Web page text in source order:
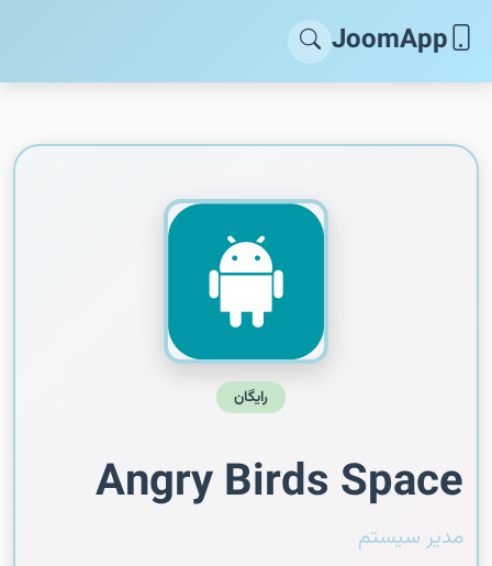
JoomApp
رایگان
Angry Birds Space
مدیر سیستم